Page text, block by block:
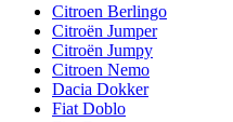
Citroen Berlingo
Citroën Jumper
Citroën Jumpy
Citroen Nemo
Dacia Dokker
Fiat Doblo